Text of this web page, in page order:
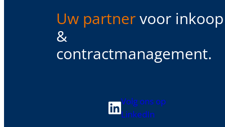
Uw partnervoor inkoop
&
contractmanagement.
Volg ons op
LinkedIn